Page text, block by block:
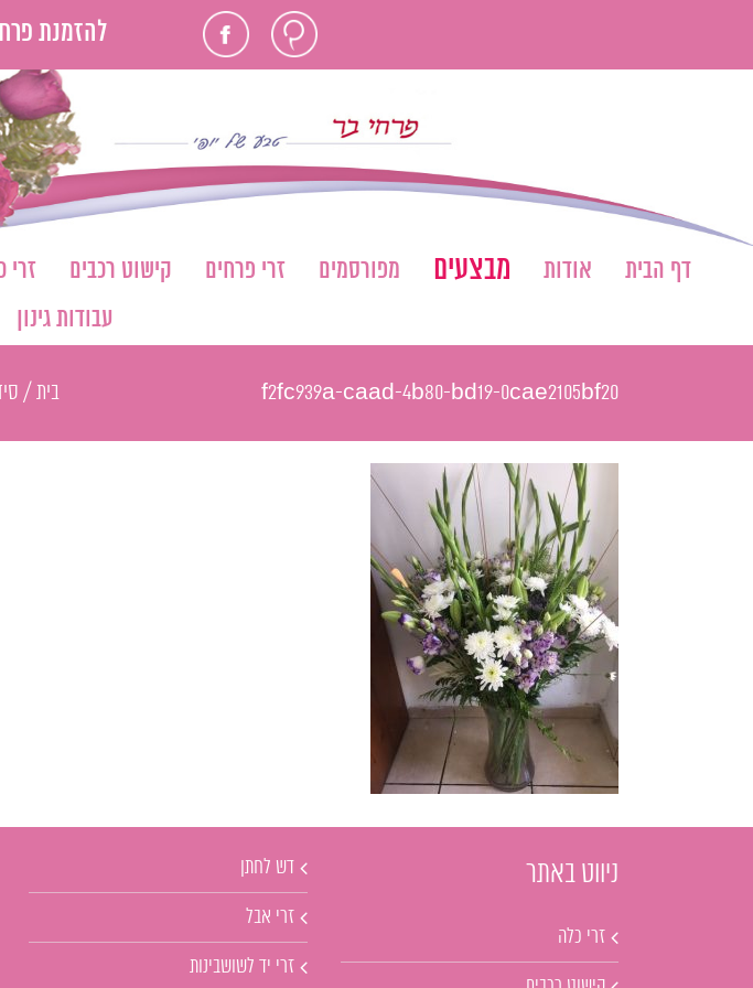
חוות
דעת
פייסבוק להזמנת
דף הבית אודות מבצעים מפורסמים זרי פרחים קישוט רכבים זרי
עבודות גינון
f2fc939a-caad-4b80-bd19-0cae2105bf20 בית /
ניווט באתר
זרי כלה
דש לחתן
זרי אבל
זרי יד לשושבינות